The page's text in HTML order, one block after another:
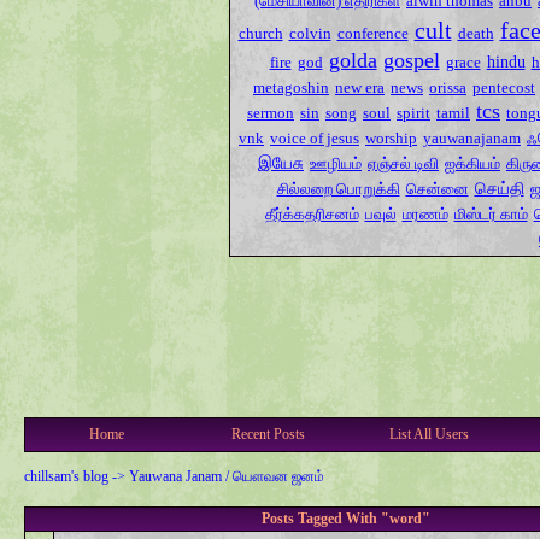
church colvin conference cult death
fire god golda gospel grace hindu
metagoshin new era news orissa pentecost
sermon sin song soul spirit tamil tcs
vnk voice of jesus worship yauwanajanam
இயேசு ஊழியம் ஏஞ்சல் டிவி ஐக்கியம்
சில்லறை பொறுக்கி சென்னை செய்தி
தீர்க்கதரிசனம் பவுல் மரணம் மிஸ்டர் காம்
Home Recent Posts List All Users
chillsam's blog -> Yauwana Janam / யௌவன ஜனம்
Posts Tagged With "word"